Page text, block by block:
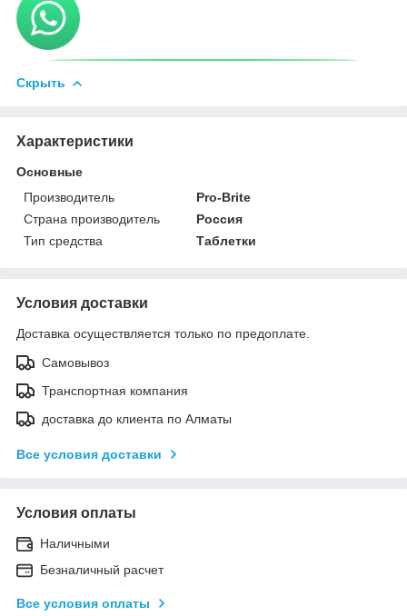
Скрыть
Характеристики
Основные
Производитель
Pro-Brite
Страна производитель
Россия
Тип средства
Таблетки
Условия доставки
Доставка осуществляется только по предоплате.
Самовывоз
Транспортная компания
доставка до клиента по Алматы
Все условия доставки
Условия оплаты
Наличными
Безналичный расчет
Все условия оплаты